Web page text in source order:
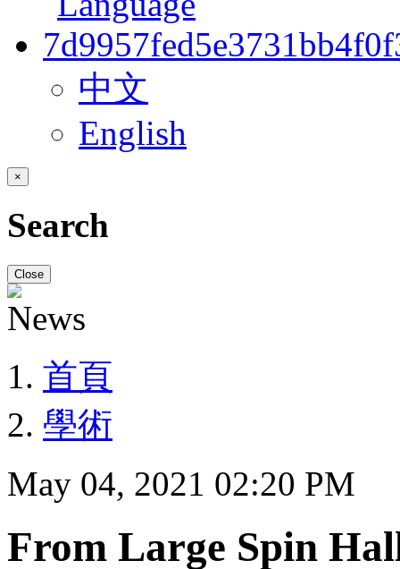
中文
English
×
Search
Close
首頁
學術
May 04, 2021 02:20 PM
From Large Spin